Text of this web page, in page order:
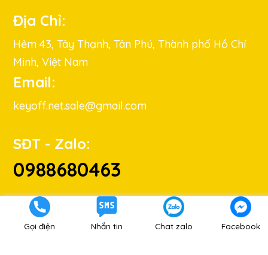
Địa Chỉ:
Hẻm 43, Tây Thạnh, Tân Phú, Thành phố Hồ Chí
Minh, Việt Nam
Email:
keyoff.net.sale@gmail.com
SĐT - Zalo:
0988680463
Gọi điện Nhắn tin Chat zalo Facebook